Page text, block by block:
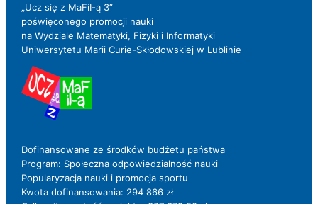
„Ucz się z MaFiI-ą 3”
poświęconego promocji nauki
na Wydziale Matematyki, Fizyki i Informatyki
Uniwersytetu Marii Curie-Skłodowskiej w Lublinie
Dofinansowane ze środków budżetu państwa
Program: Społeczna odpowiedzialność nauki
Popularyzacja nauki i promocja sportu
Kwota dofinansowania: 294 866 zł